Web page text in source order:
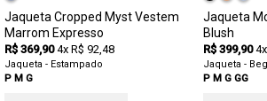
Jaqueta Cropped Myst Vestem
Marrom Expresso
R$ 369,90 4x R$ 92,48
Jaqueta - Estampado
P M G
Jaqueta
Blush
R$ 399,90
Jaqueta -
P M G GG